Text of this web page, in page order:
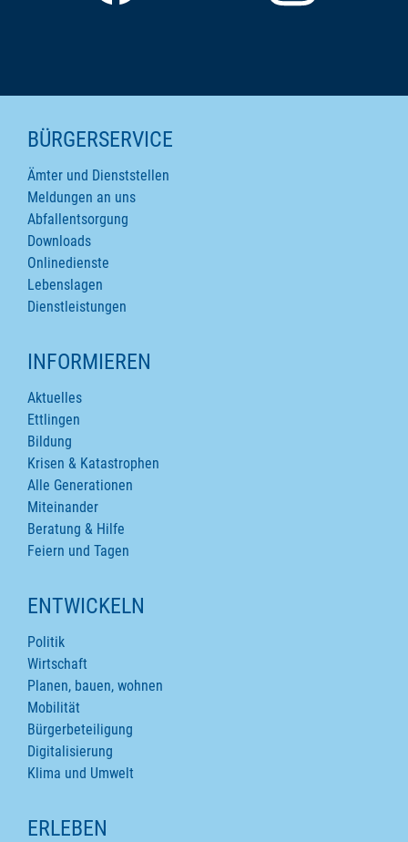
SEITENINHALTE
BÜRGERSERVICE
Ämter und Dienststellen
Meldungen an uns
Abfallentsorgung
Downloads
Onlinedienste
Lebenslagen
Dienstleistungen
INFORMIEREN
Aktuelles
Ettlingen
Bildung
Krisen & Katastrophen
Alle Generationen
Miteinander
Beratung & Hilfe
Feiern und Tagen
ENTWICKELN
Politik
Wirtschaft
Planen, bauen, wohnen
Mobilität
Bürgerbeteiligung
Digitalisierung
Klima und Umwelt
ERLEBEN